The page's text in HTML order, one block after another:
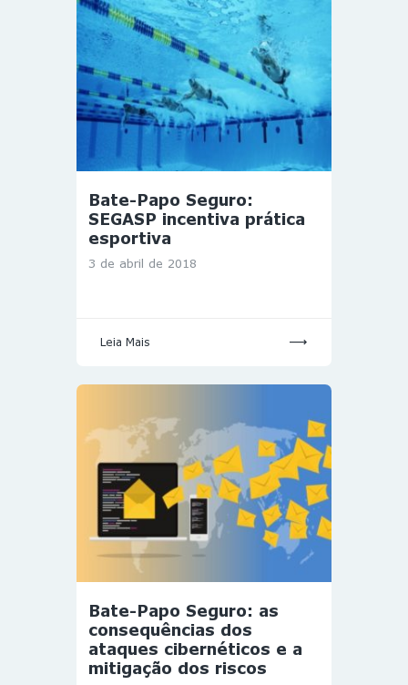
Bate-Papo Seguro:
SEGASP incentiva prática
esportiva
3 de abril de 2018
Leia Mais
Bate-Papo Seguro: as
consequências dos
ataques cibernéticos e a
mitigação dos riscos